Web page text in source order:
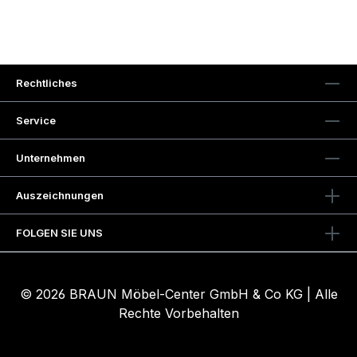
Rechtliches
Service
Unternehmen
Auszeichnungen
FOLGEN SIE UNS
© 2026 BRAUN Möbel-Center GmbH & Co KG | Alle
Rechte Vorbehalten